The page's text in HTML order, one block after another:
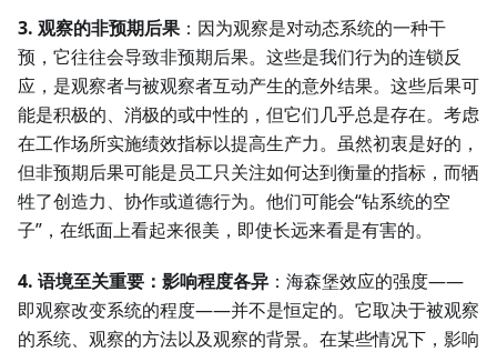
3. 观察的非预期后果 ：因为观察是对动态系统的一种干
预，它往往会导致非预期后果。这些是我们行为的连锁反
应，是观察者与被观察者互动产生的意外结果。这些后果可
能是积极的、消极的或中性的，但它们几乎总是存在。考虑
在工作场所实施绩效指标以提高生产力。虽然初衷是好的，
但非预期后果可能是员工只关注如何达到衡量的指标，而牺
牲了创造力、协作或道德行为。他们可能会“钻系统的空
子”，在纸面上看起来很美，即使长远来看是有害的。
4. 语境至关重要：影响程度各异 ：海森堡效应的强度——
即观察改变系统的程度——并不是恒定的。它取决于被观察
的系统、观察的方法以及观察的背景。在某些情况下，影响